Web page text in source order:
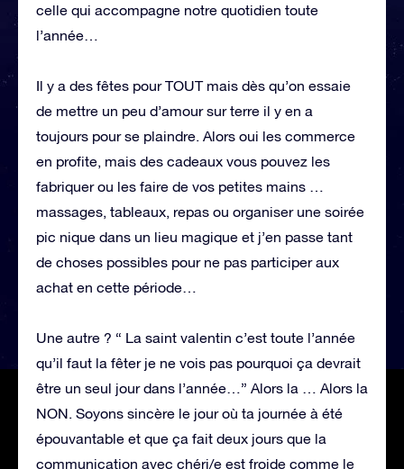
celle qui accompagne notre quotidien toute
l’année…
Il y a des fêtes pour TOUT mais dès qu’on essaie
de mettre un peu d’amour sur terre il y en a
toujours pour se plaindre. Alors oui les commerce
en profite, mais des cadeaux vous pouvez les
fabriquer ou les faire de vos petites mains …
massages, tableaux, repas ou organiser une soirée
pic nique dans un lieu magique et j’en passe tant
de choses possibles pour ne pas participer aux
achat en cette période…
Une autre ? “ La saint valentin c’est toute l’année
qu’il faut la fêter je ne vois pas pourquoi ça devrait
être un seul jour dans l’année…” Alors la … Alors la
NON. Soyons sincère le jour où ta journée à été
épouvantable et que ça fait deux jours que la
communication avec chéri/e est froide comme le